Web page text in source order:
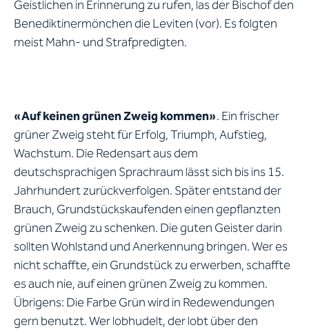
Geistlichen in Erinnerung zu rufen, las der Bischof den
Benediktinermönchen die Leviten (vor). Es folgten
meist Mahn- und Strafpredigten.
«Auf keinen grünen Zweig kommen». Ein frischer
grüner Zweig steht für Erfolg, Triumph, Aufstieg,
Wachstum. Die Redensart aus dem
deutschsprachigen Sprachraum lässt sich bis ins 15.
Jahrhundert zurückverfolgen. Später entstand der
Brauch, Grundstückskaufenden einen gepflanzten
grünen Zweig zu schenken. Die guten Geister darin
sollten Wohlstand und Anerkennung bringen. Wer es
nicht schaffte, ein Grundstück zu erwerben, schaffte
es auch nie, auf einen grünen Zweig zu kommen.
Übrigens: Die Farbe Grün wird in Redewendungen
gern benutzt. Wer lobhudelt, der lobt über den